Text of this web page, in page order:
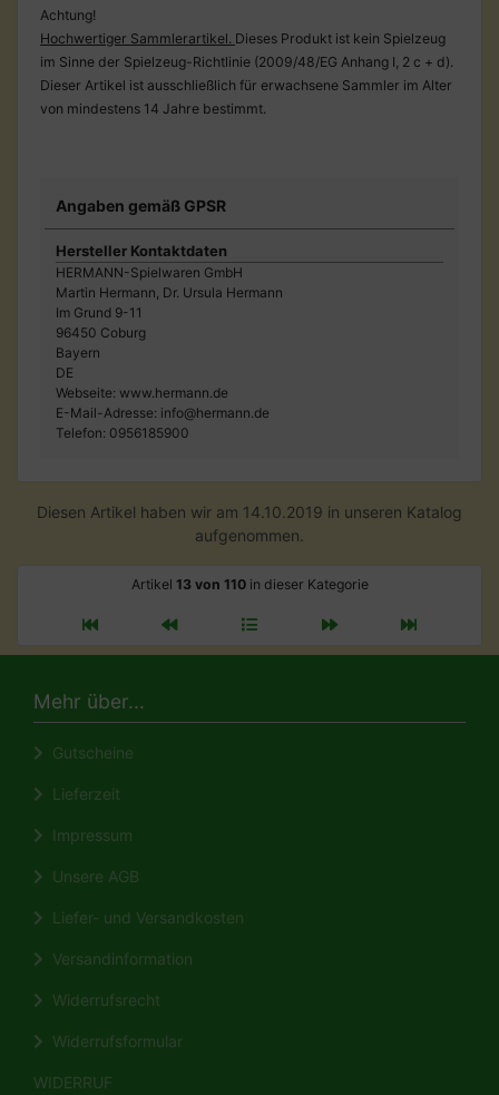
Achtung!
Hochwertiger Sammlerartikel. Dieses Produkt ist kein Spielzeug
im Sinne der Spielzeug-Richtlinie (2009/48/EG Anhang I, 2 c + d).
Dieser Artikel ist ausschließlich für erwachsene Sammler im Alter
von mindestens 14 Jahre bestimmt.
Angaben gemäß GPSR
Hersteller Kontaktdaten
HERMANN-Spielwaren GmbH
Martin Hermann, Dr. Ursula Hermann
Im Grund 9-11
96450 Coburg
Bayern
DE
Webseite: www.hermann.de
E-Mail-Adresse: info@hermann.de
Telefon: 0956185900
Diesen Artikel haben wir am 14.10.2019 in unseren Katalog
aufgenommen.
Artikel 13 von 110in dieser Kategorie
Mehr über...
Gutscheine
Lieferzeit
Impressum
Unsere AGB
Liefer- und Versandkosten
Versandinformation
Widerrufsrecht
Widerrufsformular
WIDERRUF